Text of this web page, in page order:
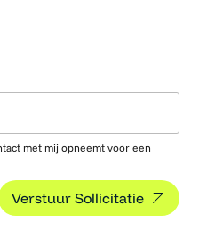
met mij opneemt voor een